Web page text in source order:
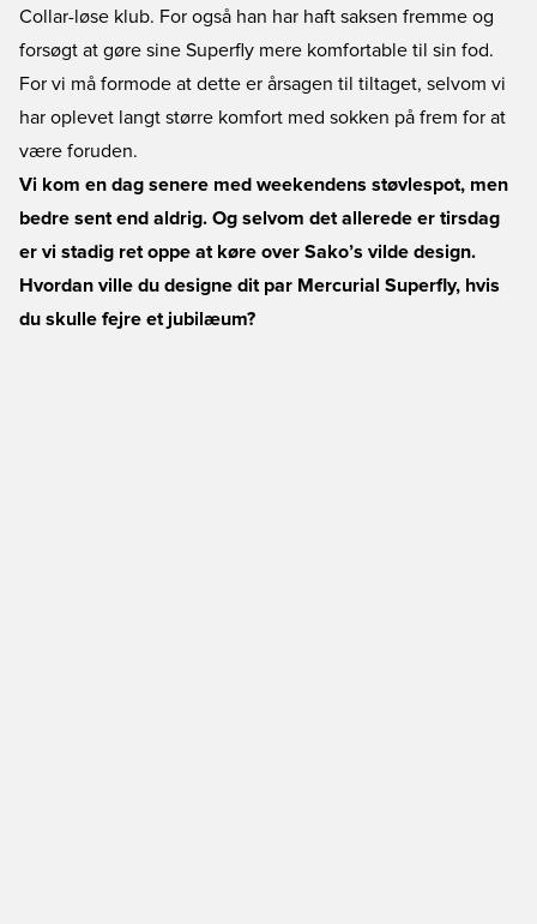
Collar-løse klub. For også han har haft saksen fremme og
forsøgt at gøre sine Superfly mere komfortable til sin fod.
For vi må formode at dette er årsagen til tiltaget, selvom vi
har oplevet langt større komfort med sokken på frem for at
være foruden.
Vi kom en dag senere med weekendens støvlespot, men
bedre sent end aldrig. Og selvom det allerede er tirsdag
er vi stadig ret oppe at køre over Sako’s vilde design.
Hvordan ville du designe dit par Mercurial Superfly, hvis
du skulle fejre et jubilæum?